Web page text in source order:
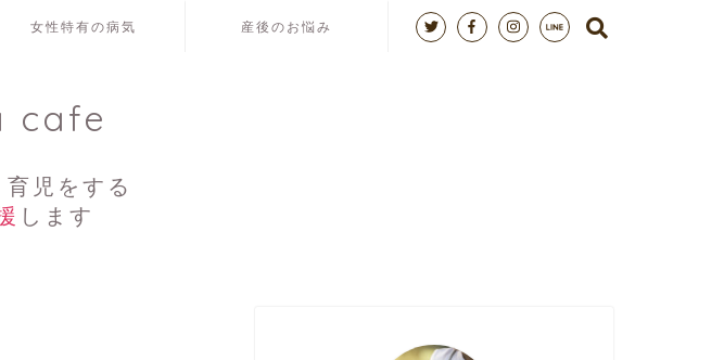
女性特有の病気 産後のお悩み
cafe
児をする
します